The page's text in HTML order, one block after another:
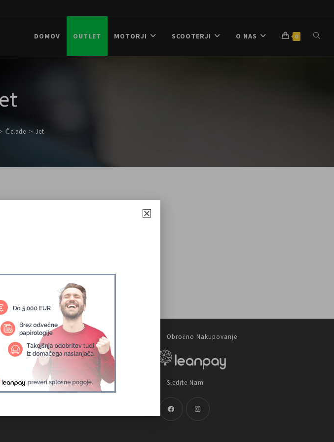
DOMOV OUTLET MOTORJI SCOOTERJI O NAS 0
> Čelade > Jet
velike stvari
je v pripravi in ​​bo kmalu odprta!
Obročno Nakupovanje
Sledite Nam